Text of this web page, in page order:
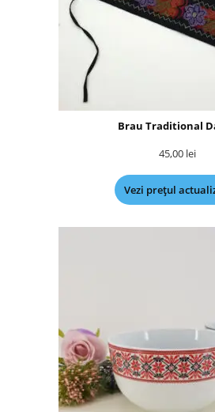
Brau Traditional
45,00 lei
Vezi prețul